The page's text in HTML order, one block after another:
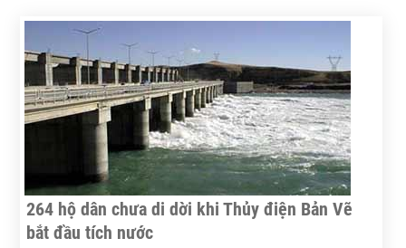
264 hộ dân chưa di dời khi Thủy điện Bản Vẽ
bắt đầu tích nước